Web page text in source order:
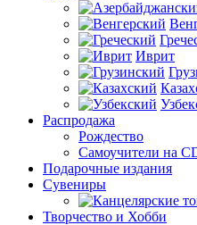
Иврит
Распродажа
Рождество
Самоучители на
Подарочные издания
Сувениры
Творчество и Хобби